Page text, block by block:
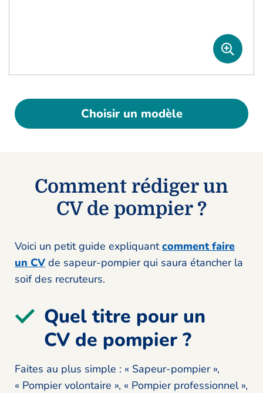
Choisir un modèle
Comment rédiger un
CV de pompier ?
Voici un petit guide expliquantcomment faire
un CV de sapeur-pompier qui saura étancher la
soif des recruteurs.
Quel titre pour un
CV de pompier ?
Faites au plus simple : « Sapeur-pompier »,
« Pompier volontaire », « Pompier professionnel »,